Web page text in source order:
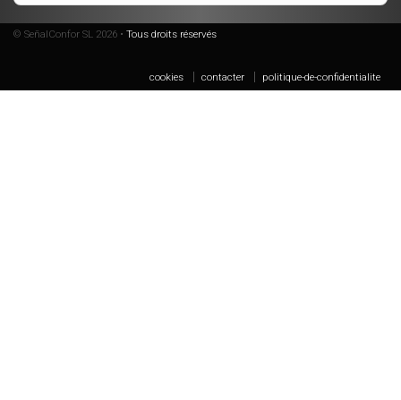
© SeñalConfor SL 2026 • Tous droits réservés
cookies contacter politique-de-confidentialite